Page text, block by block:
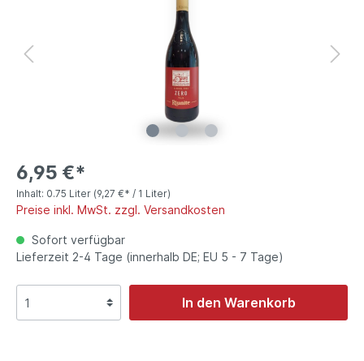
6,95 €*
Inhalt: 0.75 Liter (9,27 €* / 1 Liter)
Preise inkl. MwSt. zzgl. Versandkosten
Sofort verfügbar
Lieferzeit 2-4 Tage (innerhalb DE; EU 5 - 7 Tage)
In den Warenkorb